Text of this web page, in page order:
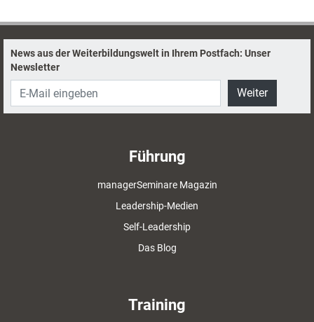
News aus der Weiterbildungswelt in Ihrem Postfach: Unser
Newsletter
Weiter
Führung
managerSeminare Magazin
Leadership-Medien
Self-Leadership
Das Blog
Training